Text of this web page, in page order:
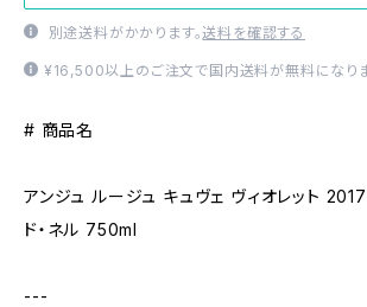
別途送料がかかります。送料を確認する
¥16,500以上のご注文で国内送料が無料になりま
# 商品名
アンジュ ルージュ キュヴェ ヴィオレット
ド・ネル 750ml
---